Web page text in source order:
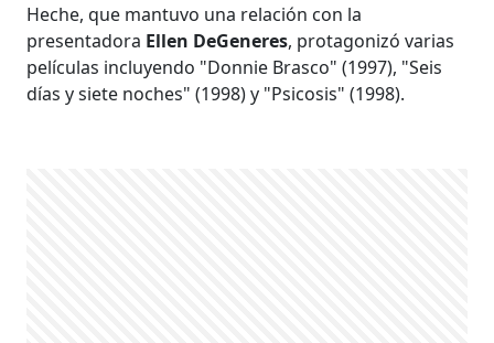
Heche, que mantuvo una relación con la
presentadora Ellen DeGeneres, protagonizó varias
películas incluyendo "Donnie Brasco" (1997), "Seis
días y siete noches" (1998) y "Psicosis" (1998).